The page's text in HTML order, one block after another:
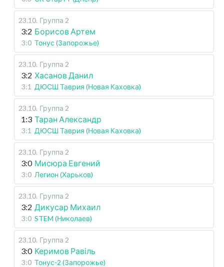
23.10. Группа 2
3:2 Борисов Артем
3:0 Тонус (Запорожье)
23.10. Группа 2
3:2 Хасанов Данил
3:1 ДЮСШ Таврия (Новая Каховка)
23.10. Группа 2
1:3 Таран Александр
3:1 ДЮСШ Таврия (Новая Каховка)
23.10. Группа 2
3:0 Мисюра Евгений
3:0 Легион (Харьков)
23.10. Группа 2
3:2 Дикусар Михаил
3:0 STEM (Николаев)
23.10. Группа 2
3:0 Керимов Равіль
3:0 Тонус-2 (Запорожье)